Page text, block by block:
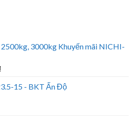
2500kg, 3000kg Khuyến mãi NICHI-
15 - BKT Ấn Độ